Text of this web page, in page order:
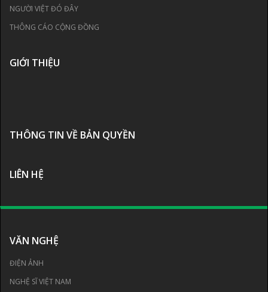
NGƯỜI VIỆT ĐÓ ĐÂY
THÔNG CÁO CỘNG ĐỒNG
GIỚI THIỆU
THÔNG TIN VỀ BẢN QUYỀN
LIÊN HỆ
VĂN NGHỆ
ĐIỆN ẢNH
NGHỆ SĨ VIỆT NAM